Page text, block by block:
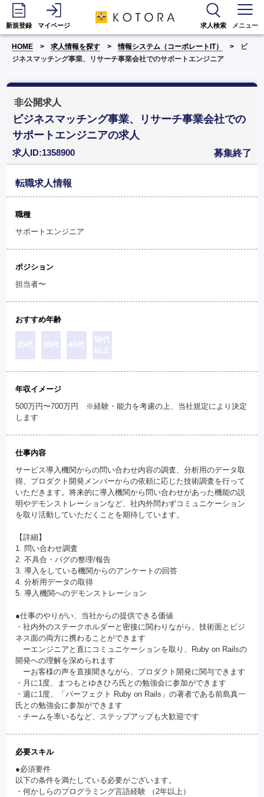
新規登録 マイページ 求人検索 メニュー
HOME 求人情報を探す 情報システム（コーポレートIT）
ビ
ジネスマッチング事業、リサーチ事業会社でのサポートエンジニア
非公開求人
ビジネスマッチング事業、リサーチ事業会社での
サポートエンジニアの求人
求人ID:1358900 募集終了
転職求人情報
職種
サポートエンジニア
ポジション
担当者〜
おすすめ年齢
20代 30代 40代
50代
以上
年収イメージ
500万円〜700万円 ※経験・能力を考慮の上、当社規定により決定
します
仕事内容
サービス導入機関からの問い合わせ内容の調査、分析用のデータ取
得、プロダクト開発メンバーからの依頼に応じた技術調査を行って
いただきます。将来的に導入機関から問い合わせがあった機能の説
明やデモンストレーションなど、社内外問わずコミュニケーション
を取り活動していただくことを期待しています。
【詳細】
1. 問い合わせ調査
2. 不具合・バグの整理/報告
3. 導入をしている機関からのアンケートの回答
4. 分析用データの取得
5. 導入機関へのデモンストレーション
●仕事のやりがい、当社からの提供できる価値
・社内外のステークホルダーと密接に関わりながら、技術面とビジ
ネス面の両方に携わることができます
ーエンジニアと直にコミュニケーションを取り、Ruby on Railsの
開発への理解を深められます
ーお客様の声を直接聞きながら、プロダクト開発に関与できます
・月に1度、まつもとゆきひろ氏との勉強会に参加ができます
・週に1度、「パーフェクト Ruby on Rails」の著者である前島真一
氏との勉強会に参加ができます
・チームを率いるなど、ステップアップも大歓迎です
必要スキル
●必須要件
以下の条件を満たしている必要がございます。
・何かしらのプログラミング言語経験 （2年以上）